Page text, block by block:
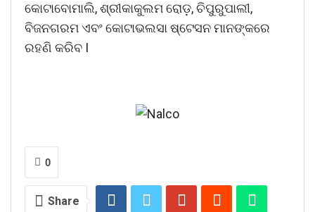
କୋଟାବୋମାଲି, ଶ୍ରୀକାକୁଲମ ରୋଡ଼, ଚିପୁରୁପାଲୀ,
ବିଜନଗରମ ଏବଂ କୋଟାଭଲସା ଷ୍ଟେସନ ମାନଙ୍କରେ
ରହଣି କରିବ I
0
Share